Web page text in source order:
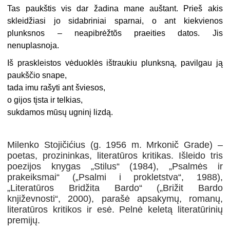
Tas paukštis vis dar žadina mane auštant. Prieš akis
skleidžiasi jo sidabriniai sparnai, o ant kiekvienos
plunksnos – neapibrėžtõs praeities datos. Jis
nenuplasnoja.
Iš praskleistos vėduoklės ištraukiu plunksną, pavilgau ją
paukščio snape,
tada imu rašyti ant šviesos,
o gijos tįsta ir telkias,
sukdamos mūsų ugninį lizdą.
Milenko Stojičićius (g. 1956 m. Mrkonič Grade) –
poetas, prozininkas, literatūros kritikas. Išleido tris
poezijos knygas „Stilus“ (1984), „Psalmės ir
prakeiksmai“ („Psalmi i prokletstva“, 1988),
„Literatūros Bridžita Bardo“ („Brižit Bardo
književnosti“, 2000), parašė apsakymų, romanų,
literatūros kritikos ir esė. Pelnė keletą literatūrinių
premijų.